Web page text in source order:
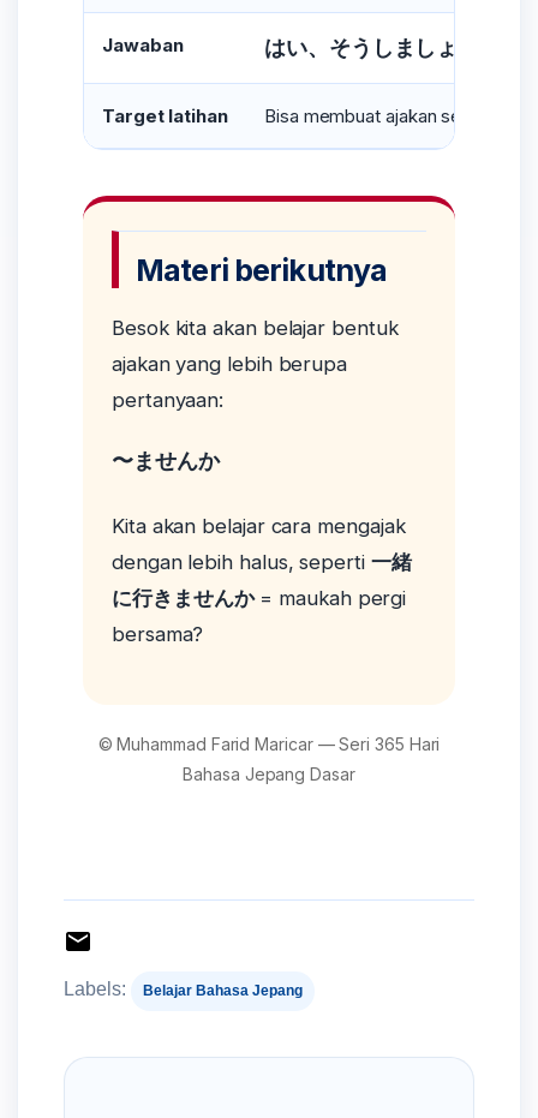
Jawaban はい、そうしましょう
Target latihan Bisa membuat ajakan sederhana
Materi berikutnya
Besok kita akan belajar bentuk
ajakan yang lebih berupa
pertanyaan:
〜ませんか
Kita akan belajar cara mengajak
dengan lebih halus, seperti 一緒
に行きませんか= maukah pergi
bersama?
© Muhammad Farid Maricar — Seri 365 Hari
Bahasa Jepang Dasar
Labels: Belajar Bahasa Jepang